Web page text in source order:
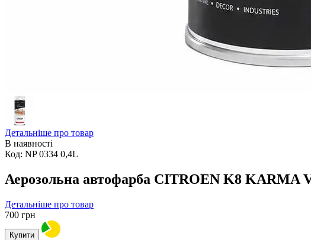
Детальніше про товар
В наявності
Код: NP 0334 0,4L
Аерозольна автофарба CITROEN K8
Детальніше про товар
700 грн
Купити